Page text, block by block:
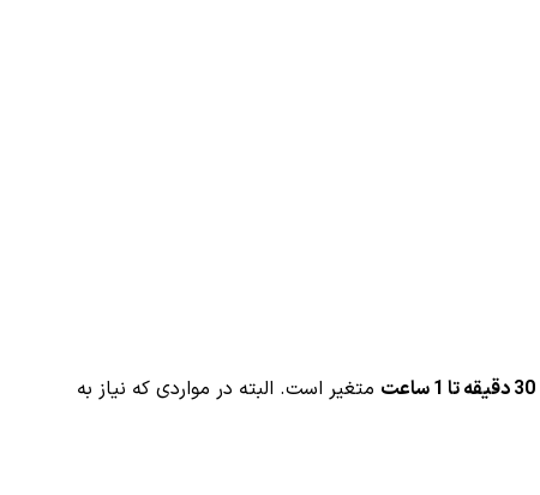
30 دقیقه تا 1 ساعت
متغیر است. البته در مواردی که نیاز به